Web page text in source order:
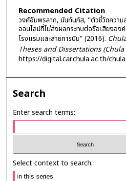
Recommended Citation
วงศ์อัมพรลาภ, นันท์นภัส, "ตัวชี้วัดความ
ออนไลน์ที่ไม่ส่งผลกระทบต่อชื่อเสียงอง
โรงแรมและสายการบิน" (2016).
Theses and Dissertations (Chula
https://digital.car.chula.ac.th/
Search
Enter search terms:
Select context to search: